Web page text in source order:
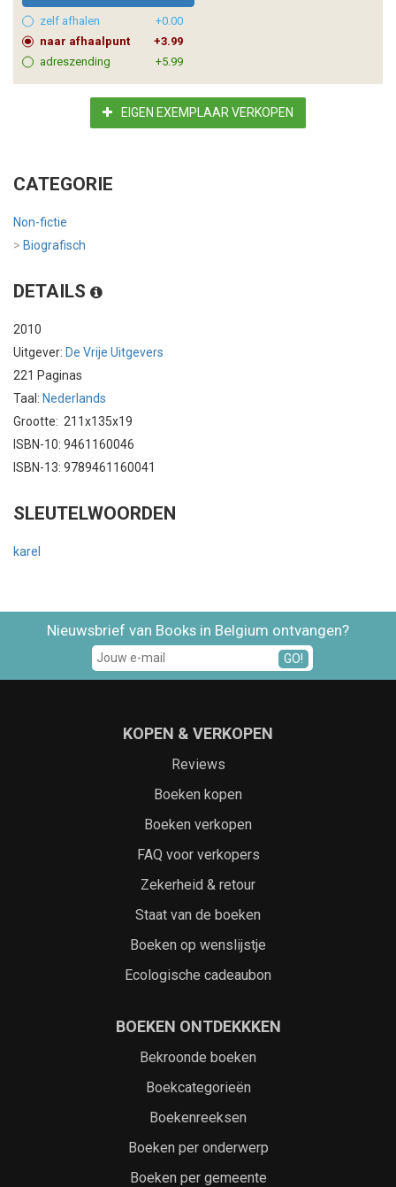
zelf afhalen
+0.00
naar afhaalpunt
+3.99
adreszending
+5.99
EIGEN EXEMPLAAR VERKOPEN
CATEGORIE
Non-fictie
> Biografisch
DETAILS
2010
Uitgever: De Vrije Uitgevers
221 Paginas
Taal: Nederlands
Grootte: 211x135x19
ISBN-10: 9461160046
ISBN-13: 9789461160041
SLEUTELWOORDEN
karel
Nieuwsbrief van Books in Belgium ontvangen?
GO!
KOPEN & VERKOPEN
Reviews
Boeken kopen
Boeken verkopen
FAQ voor verkopers
Zekerheid & retour
Staat van de boeken
Boeken op wenslijstje
Ecologische cadeaubon
BOEKEN ONTDEKKKEN
Bekroonde boeken
Boekcategorieën
Boekenreeksen
Boeken per onderwerp
Boeken per gemeente